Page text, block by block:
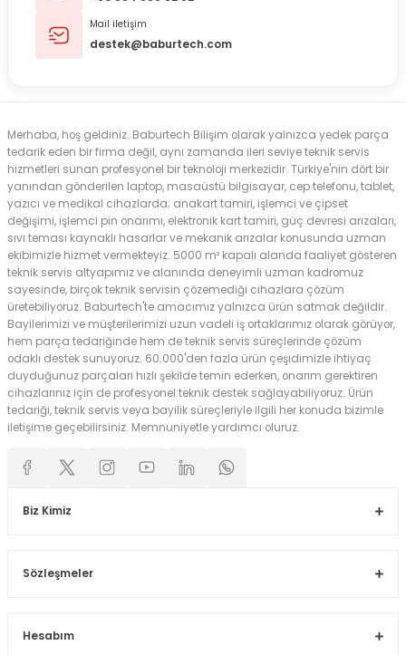
Mail iletişim
destek@baburtech.com
Merhaba, hoş geldiniz. Baburtech Bilişim olarak yalnızca yedek parça
tedarik eden bir firma değil, aynı zamanda ileri seviye teknik servis
hizmetleri sunan profesyonel bir teknoloji merkezidir. Türkiye'nin dört bir
yanından gönderilen laptop, masaüstü bilgisayar, cep telefonu, tablet,
yazıcı ve medikal cihazlarda; anakart tamiri, işlemci ve çipset
değişimi, işlemci pin onarımı, elektronik kart tamiri, güç devresi arızaları,
sıvı teması kaynaklı hasarlar ve mekanik arızalar konusunda uzman
ekibimizle hizmet vermekteyiz. 5000 m² kapalı alanda faaliyet gösteren
teknik servis altyapımız ve alanında deneyimli uzman kadromuz
sayesinde, birçok teknik servisin çözemediği cihazlara çözüm
üretebiliyoruz. Baburtech'te amacımız yalnızca ürün satmak değildir.
Bayilerimizi ve müşterilerimizi uzun vadeli iş ortaklarımız olarak görüyor,
hem parça tedariğinde hem de teknik servis süreçlerinde çözüm
odaklı destek sunuyoruz. 60.000'den fazla ürün çeşidimizle ihtiyaç
duyduğunuz parçaları hızlı şekilde temin ederken, onarım gerektiren
cihazlarınız için de profesyonel teknik destek sağlayabiliyoruz. Ürün
tedariği, teknik servis veya bayilik süreçleriyle ilgili her konuda bizimle
iletişime geçebilirsiniz. Memnuniyetle yardımcı oluruz.
Biz Kimiz
Sözleşmeler
Hesabım